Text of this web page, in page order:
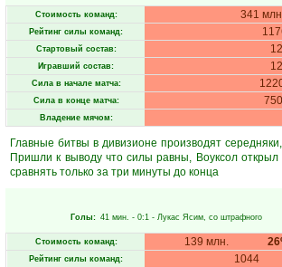
Стоимость команд: 341
Рейтинг силы команд:
Стартовый состав:
Игравший состав:
Сила в начале матча:
Сила в конце матча: 750
Владение мячом:
Главные битвы в дивизионе производят
Пришли к выводу что силы равны, Воуксол
сравнять только за три минуты до конца
Голы: 41 мин. - 0:1 - Лукас Ясим, со штрафного
Стоимость команд: 139 млн.
Рейтинг силы команд: 1044